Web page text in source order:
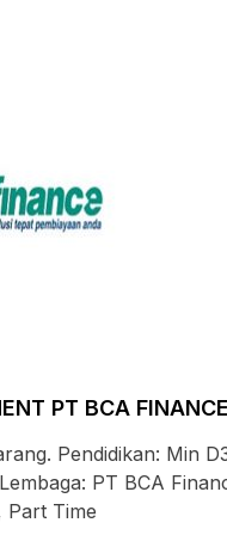
PT BCA FINANCE
Pendidikan: Min
PT BCA
Part Time